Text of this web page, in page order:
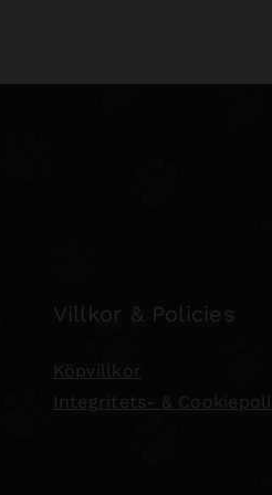
Villkor & Policies
Köpvillkor
Integritets- &